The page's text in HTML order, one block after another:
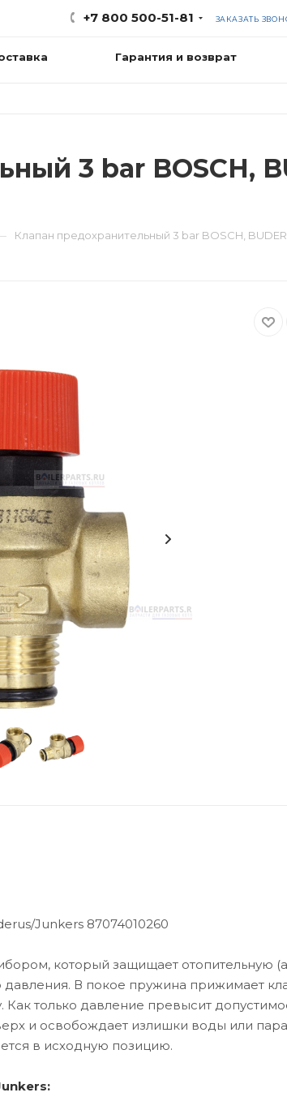
+7 800 500-51-81 ЗАКАЗАТЬ
Гарантия и возврат
3 bar BOSCH,
Клапан предохранительный 3 bar BOSCH,
Junkers 87074010260
который защищает отопительную
В покое пружина прижимает
Как только давление превысит
и освобождает излишки воды или
в исходную позицию.